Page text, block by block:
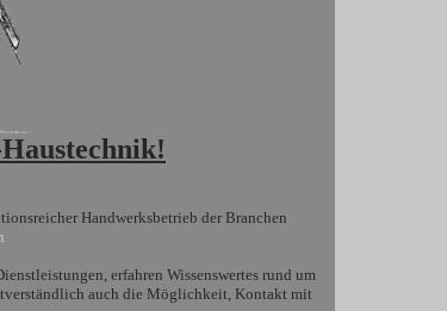
Handwerksbetrieb der Branchen
erfahren Wissenswertes rund um
auch die Möglichkeit, Kontakt mit